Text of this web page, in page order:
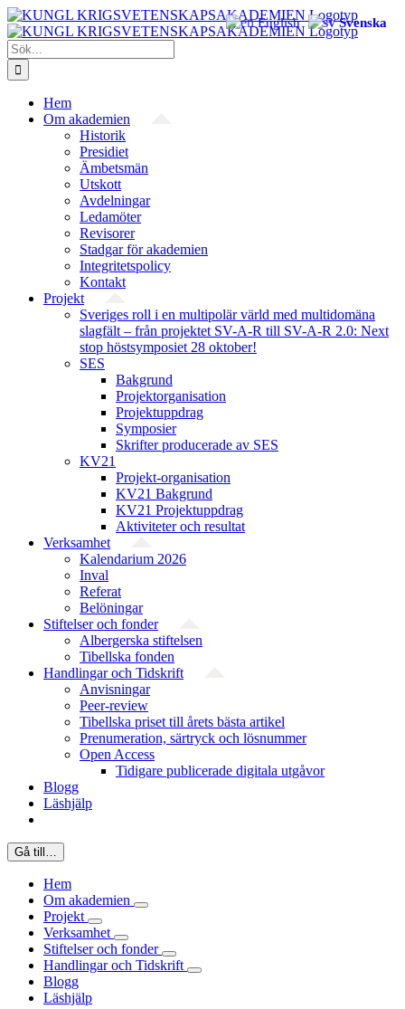
Fortsätt
till
innehållet
Sök
efter:
Hem
Om akademien
Historik
Presidiet
Ämbetsmän
Utskott
Avdelningar
Ledamöter
Revisorer
Stadgar för akademien
Integritetspolicy
Kontakt
Projekt
Sveriges roll i en multipolär värld med multidomäna
slagfält – från projektet SV-A-R till SV-A-R 2.0: Next
stop höstsymposiet 28 oktober!
SES
Bakgrund
Projekt­organisation
Projektuppdrag
Symposier
Skrifter producerade av SES
KV21
Projekt-organisation
KV21 Bakgrund
KV21 Projektuppdrag
Aktiviteter och resultat
Verksamhet
Kalendarium 2026
Inval
Referat
Belöningar
Stiftelser och fonder
Albergerska stiftelsen
Tibellska fonden
Handlingar och Tidskrift
Anvisningar
Peer-review
Tibellska priset till årets bästa artikel
Prenumeration, särtryck och lösnummer
Open Access
Tidigare publicerade digitala utgåvor
Blogg
Läshjälp
Gå till…
Hem
Om akademien
Projekt
Verksamhet
Stiftelser och fonder
Handlingar och Tidskrift
Blogg
Läshjälp
English Svenska